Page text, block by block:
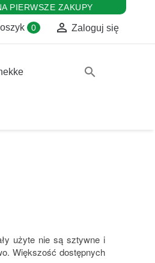
PIERWSZE ZAKUPY
0  Zaloguj się
search
użyte nie są sztywne i
Większość dostępnych